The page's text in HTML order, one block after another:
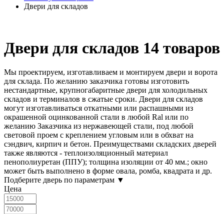
Двери для складов
Двери для складов 14 товаров
Мы проектируем, изготавливаем и монтируем двери и ворота
для склада. По желанию заказчика готовы изготовить
нестандартные, крупногабаритные двери для холодильных
складов и терминалов в сжатые сроки. Двери для складов
могут изготавливаться откатными или распашными из
окрашенной оцинкованной стали в любой Ral или по
желанию Заказчика из нержавеющей стали, под любой
световой проем с креплением угловым или в обхват на
сэндвич, кирпич и бетон. Преимуществами складских дверей
также являются - теплоизоляционный материал
пенополиуретан (ППУ); толщина изоляции от 40 мм.; окно
может быть выполнено в форме овала, ромба, квадрата и др.
Подберите дверь по параметрам ▼
Цена